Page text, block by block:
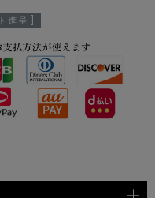
進呈 ]